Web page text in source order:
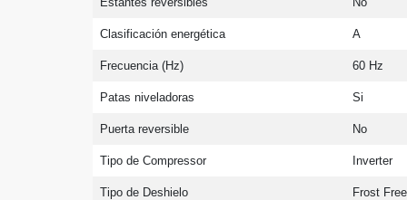
Clasificación energética A
Frecuencia (Hz) 60 Hz
Patas niveladoras Si
Puerta reversible No
Tipo de Compressor Inverter
Tipo de Deshielo Frost Free